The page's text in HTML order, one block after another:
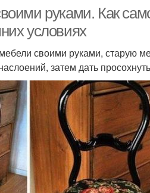
руками. Как
условиях
своими руками, старую
затем дать